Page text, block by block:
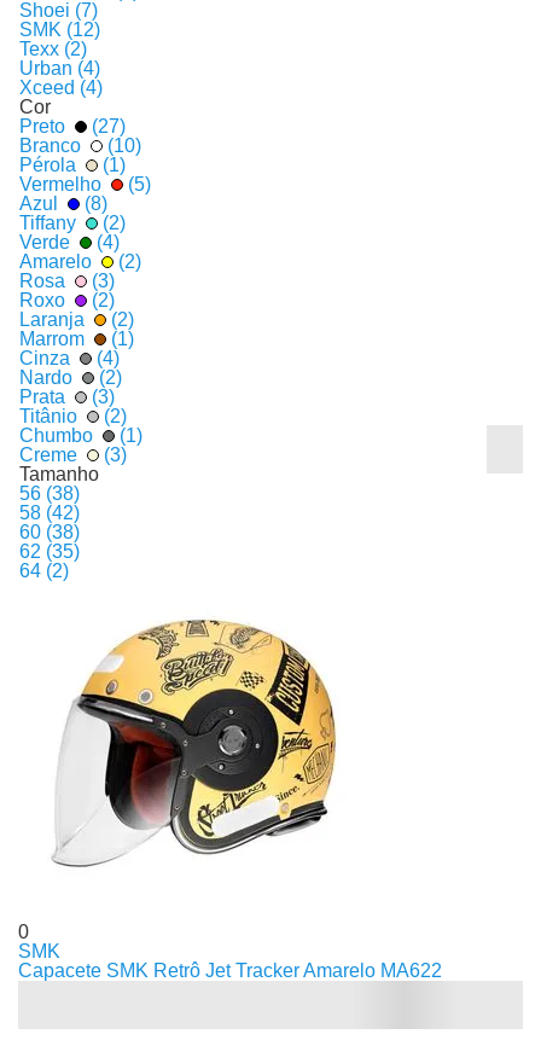
Shoei (7)
SMK (12)
Texx (2)
Urban (4)
Xceed (4)
Cor
Preto
(27)
Branco
(10)
Pérola
(1)
Vermelho
(5)
Azul
(8)
Tiffany
(2)
Verde
(4)
Amarelo
(2)
Rosa
(3)
Roxo
(2)
Laranja
(2)
Marrom
(1)
Cinza
(4)
Nardo
(2)
Prata
(3)
Titânio
(2)
Chumbo
(1)
Creme
(3)
Tamanho
56 (38)
58 (42)
60 (38)
62 (35)
64 (2)
0
LS2
Capacete LS2 OF603 Infinity II Solid Carbon
ou R$ 2.999,90
em até
ADICIONAR AO CARRINHO
0
SMK
Capacete SMK Retrô Jet Tracker Amarelo MA622